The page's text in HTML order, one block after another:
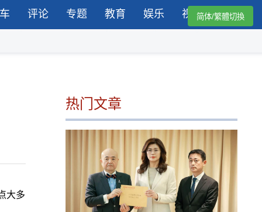
评论 专题 教育 娱乐 视频简体/繁體切換
大多
热门文章